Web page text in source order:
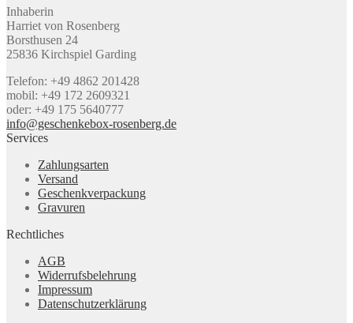
Inhaberin
Harriet von Rosenberg
Borsthusen 24
25836 Kirchspiel Garding
Telefon: +49 4862 201428
mobil: +49 172 2609321
oder: +49 175 5640777
info@geschenkebox-rosenberg.de
Services
Zahlungsarten
Versand
Geschenkverpackung
Gravuren
Rechtliches
AGB
Widerrufsbelehrung
Impressum
Datenschutzerklärung